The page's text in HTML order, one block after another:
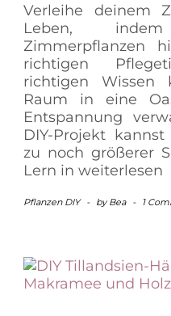
Verleihe deinem
Leben,
Zimmerpflanzen
richtigen
richtigen Wissen
Raum in eine
Entspannung
DIY-Projekt
zu noch größerer
Lern in weiterlesen
Pflanzen DIY - byBea - 1